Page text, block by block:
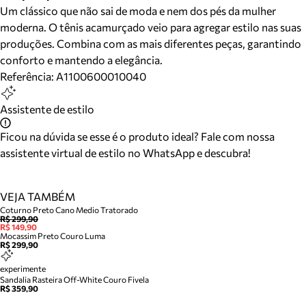
Um clássico que não sai de moda e nem dos pés da mulher
moderna. O tênis acamurçado veio para agregar estilo nas suas
produções. Combina com as mais diferentes peças, garantindo
conforto e mantendo a elegância.
Referência: A1100600010040
Assistente de estilo
Ficou na dúvida se esse é o produto ideal? Fale com nossa
assistente virtual de estilo no WhatsApp e descubra!
VEJA TAMBÉM
Coturno Preto Cano Medio Tratorado
R$ 299,90
R$ 149,90
Mocassim Preto Couro Luma
R$ 299,90
experimente
Sandalia Rasteira Off-White Couro Fivela
R$ 359,90